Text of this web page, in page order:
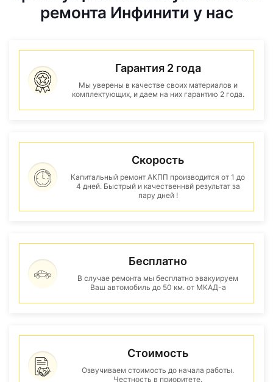
ремонта Инфинити у нас
Гарантия 2 года
Мы уверены в качестве своих материалов и
комплектующих, и даем на них гарантию 2 года.
Скорость
Капитальный ремонт АКПП производится от 1 до
4 дней. Быстрый и качественнвй результат за
пару дней !
Бесплатно
В случае ремонта мы бесплатно эвакуируем
Ваш автомобиль до 50 км. от МКАД-а
Стоимость
Озвучиваем стоимость до начала работы.
Честность в приоритете.